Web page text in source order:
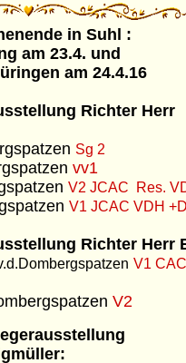
in Suhl :
am 23.4. und
am 24.4.16
Richter Herr
Sg 2
vv1
V2 JCAC Res.
V1 JCAC VDH
Richter Herr
V1 CAC
V2